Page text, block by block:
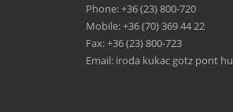
Phone: +36 (23) 800-720
Mobile: +36 (70) 369 44 22
Fax: +36 (23) 800-723
Email: iroda kukac gotz pont hu